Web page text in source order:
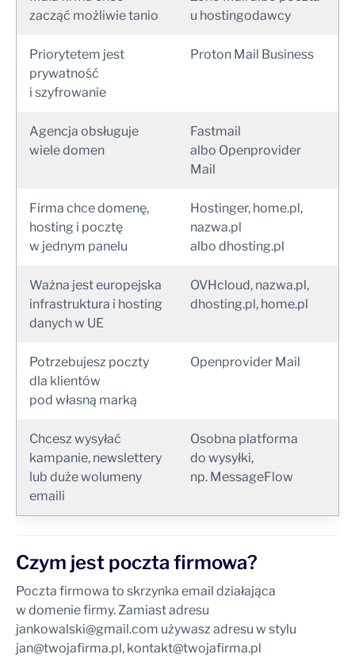
zacząć możliwie tanio
u hostingodawcy
Priorytetem jest
prywatność
i szyfrowanie
Proton Mail Business
Agencja obsługuje
wiele domen
Fastmail
albo Openprovider
Mail
Firma chce domenę,
hosting i pocztę
w jednym panelu
Hostinger, home.pl,
nazwa.pl
albo dhosting.pl
Ważna jest europejska
infrastruktura i hosting
danych w UE
OVHcloud, nazwa.pl,
dhosting.pl, home.pl
Potrzebujesz poczty
dla klientów
pod własną marką
Openprovider Mail
Chcesz wysyłać
kampanie, newslettery
lub duże wolumeny
emaili
Osobna platforma
do wysyłki,
np. MessageFlow
Czym jest poczta firmowa?
Poczta firmowa to skrzynka email działająca
w domenie firmy. Zamiast adresu
jankowalski@gmail.com używasz adresu w stylu
jan@twojafirma.pl, kontakt@twojafirma.pl